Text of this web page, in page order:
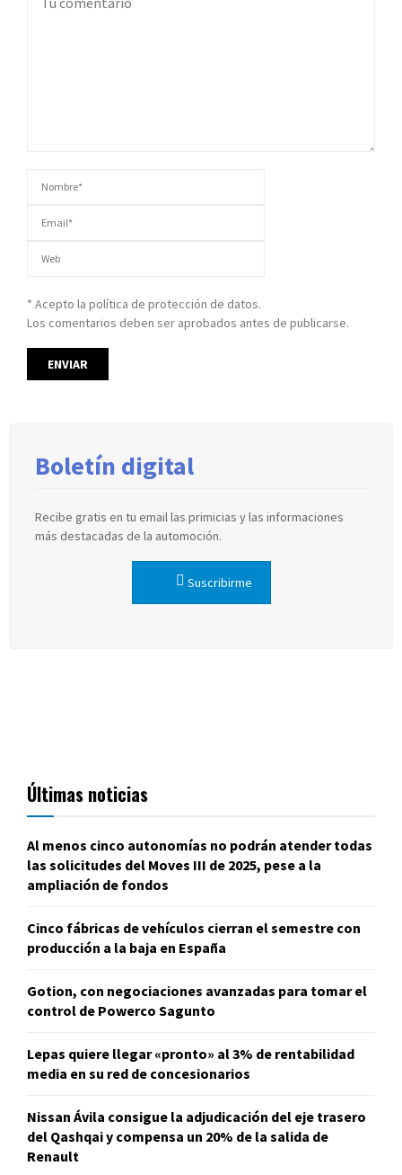
* Acepto la política de protección de datos.
Los comentarios deben ser aprobados antes de publicarse.
Boletín digital
Recibe gratis en tu email las primicias y las informaciones
más destacadas de la automoción.
Suscribirme
Últimas noticias
Al menos cinco autonomías no podrán atender todas
las solicitudes del Moves III de 2025, pese a la
ampliación de fondos
Cinco fábricas de vehículos cierran el semestre con
producción a la baja en España
Gotion, con negociaciones avanzadas para tomar el
control de Powerco Sagunto
Lepas quiere llegar «pronto» al 3% de rentabilidad
media en su red de concesionarios
Nissan Ávila consigue la adjudicación del eje trasero
del Qashqai y compensa un 20% de la salida de
Renault